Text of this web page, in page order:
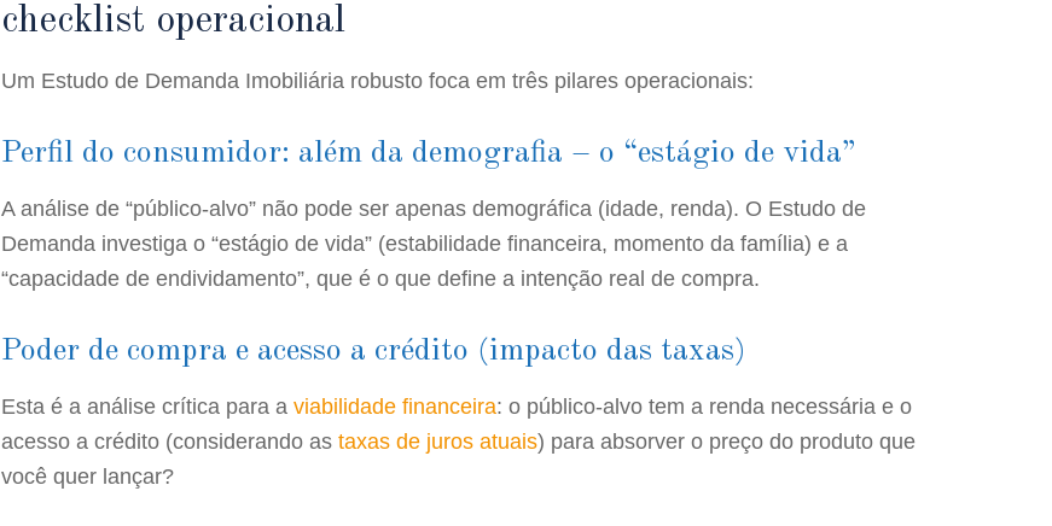
checklist operacional
Um Estudo de Demanda Imobiliária robusto foca em três pilares operacionais:
Perfil do consumidor: além da demografia – o “estágio de vida”
A análise de “público-alvo” não pode ser apenas demográfica (idade, renda). O Estudo de
Demanda investiga o “estágio de vida” (estabilidade financeira, momento da família) e a
“capacidade de endividamento”, que é o que define a intenção real de compra.
Poder de compra e acesso a crédito (impacto das taxas)
Esta é a análise crítica para a viabilidade financeira: o público-alvo tem a renda necessária e o
acesso a crédito (considerando as taxas de juros atuais) para absorver o preço do produto que
você quer lançar?